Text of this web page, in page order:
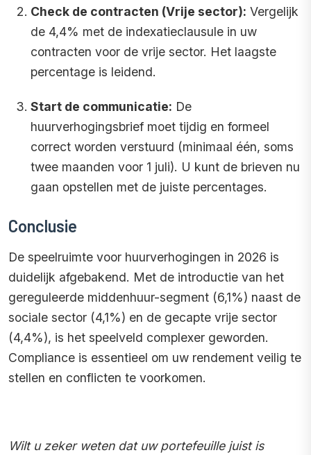
Check de contracten (Vrije sector): Vergelijk
de 4,4% met de indexatieclausule in uw
contracten voor de vrije sector. Het laagste
percentage is leidend.
Start de communicatie: De
huurverhogingsbrief moet tijdig en formeel
correct worden verstuurd (minimaal één, soms
twee maanden voor 1 juli). U kunt de brieven nu
gaan opstellen met de juiste percentages.
Conclusie
De speelruimte voor huurverhogingen in 2026 is
duidelijk afgebakend. Met de introductie van het
gereguleerde middenhuur-segment (6,1%) naast de
sociale sector (4,1%) en de gecapte vrije sector
(4,4%), is het speelveld complexer geworden.
Compliance is essentieel om uw rendement veilig te
stellen en conflicten te voorkomen.
Wilt u zeker weten dat uw portefeuille juist is